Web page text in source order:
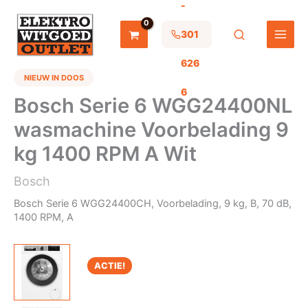
inhoud
-
301
626
6
NIEUW IN DOOS
Bosch Serie 6 WGG24400NL
wasmachine Voorbelading 9
kg 1400 RPM A Wit
Bosch
Bosch Serie 6 WGG24400CH, Voorbelading, 9 kg, B, 70 dB,
1400 RPM, A
ACTIE!